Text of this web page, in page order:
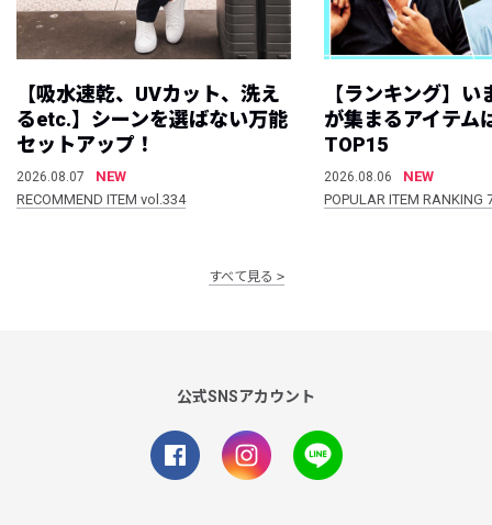
【吸水速乾、UVカット、洗え
るetc.】シーンを選ばない万能
セットアップ！
2026.08.07
NEW
RECOMMEND ITEM vol.334
【ランキング】
が集まるアイテム
TOP15
2026.08.06
NEW
POPULAR ITEM
すべて見る
公式SNSアカウント